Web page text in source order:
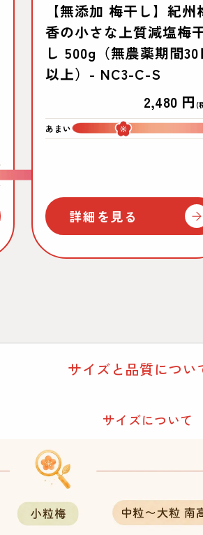
【無添加 梅干し】紀州
香の小さな上質減塩梅
し 500g（無農薬期間30
以上）- NC3-C-S
通
常
価
2,480 円 (
あまい
詳細を見る
サイズと品質につい
サイズについて